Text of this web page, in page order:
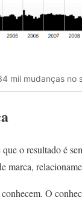
mil mudanças no
o resultado é
marca,
O